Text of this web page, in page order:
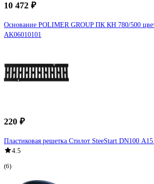
10 472 ₽
Основание POLIMER GROUP ПК КН 780/500
AK06010101
220 ₽
Пластиковая решетка Стилот SteeStart DN100
4.5
(6)